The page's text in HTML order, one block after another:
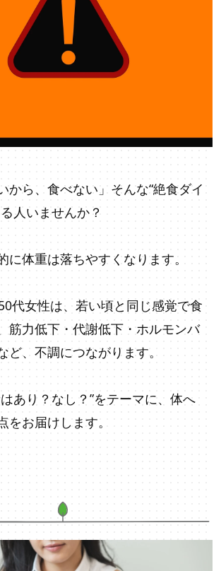
から、食べない」そんな“絶食ダイ
人いませんか？
に体重は落ちやすくなります。
代女性は、若い頃と同じ感覚で食
筋力低下・代謝低下・ホルモンバ
ど、不調につながります。
あり？なし？”をテーマに、体へ
をお届けします。